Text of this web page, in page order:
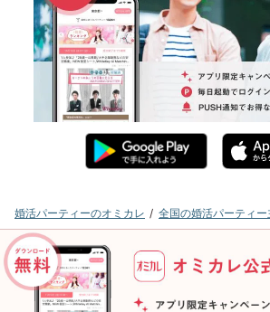
婚活パーティーのオミカレ 全国の婚活パーティ